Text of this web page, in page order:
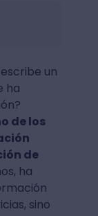
un
ha
de los
de
ha
sino